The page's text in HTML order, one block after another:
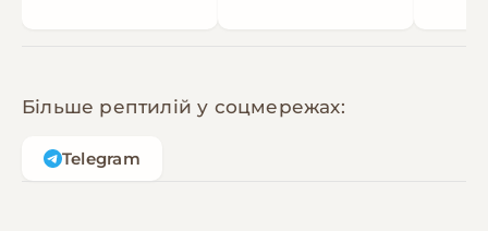
Більше рептилій у соцмережах:
Telegram